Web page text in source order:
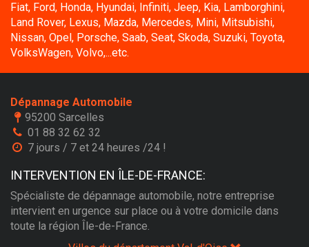
Fiat, Ford, Honda, Hyundai, Infiniti, Jeep, Kia, Lamborghini,
Land Rover, Lexus, Mazda, Mercedes, Mini, Mitsubishi,
Nissan, Opel, Porsche, Saab, Seat, Skoda, Suzuki, Toyota,
VolksWagen, Volvo,...etc.
Dépannage Automobile
95200 Sarcelles
01 88 32 62 32
7 jours / 7 et 24 heures /24 !
INTERVENTION EN ÎLE-DE-FRANCE:
Spécialiste de dépannage automobile, notre entreprise
intervient en urgence sur place ou à votre domicile dans
toute la région Île-de-France.